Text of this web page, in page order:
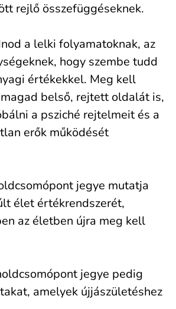
rejlő összefüggéseknek.
a lelki folyamatoknak, az
hogy szembe tudd
értékekkel. Meg kell
belső, rejtett oldalát is,
a psziché rejtelmeit és a
erők működését
jegye mutatja
élet értékrendszerét,
az életben újra meg kell
jegye pedig
amelyek újjászületéshez